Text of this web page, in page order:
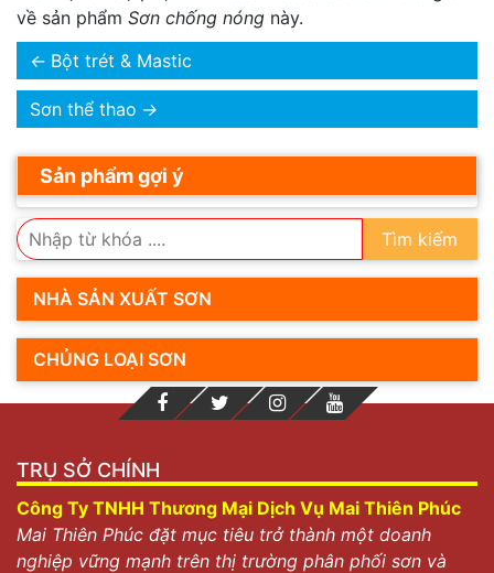
về sản phẩm Sơn chống nóng này.
← Bột trét & Mastic
Sơn thể thao →
Sản phẩm gợi ý
Tìm kiếm
NHÀ SẢN XUẤT SƠN
CHỦNG LOẠI SƠN
TRỤ SỞ CHÍNH
Công Ty TNHH Thương Mại Dịch Vụ Mai Thiên Phúc
Mai Thiên Phúc đặt mục tiêu trở thành một doanh
nghiệp vững mạnh trên thị trường phân phối sơn và